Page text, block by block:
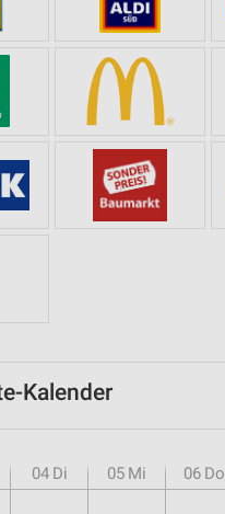
Kalender
04 Di 05 Mi 06 Do